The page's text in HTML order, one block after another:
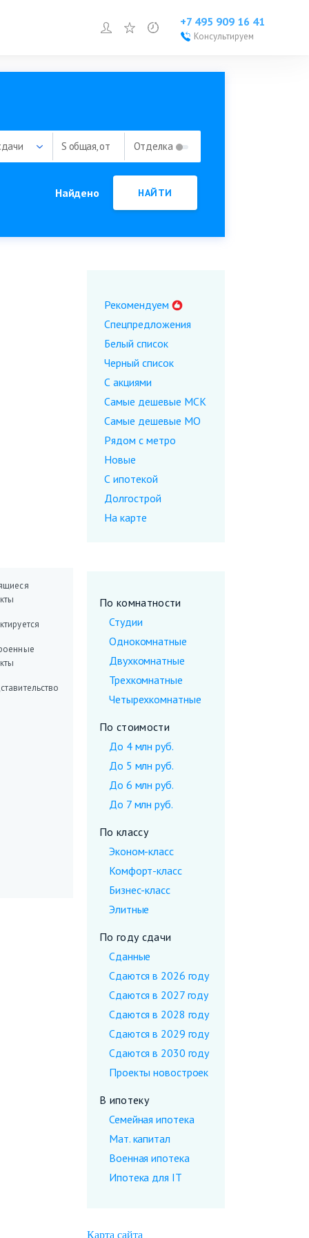
Войти или зарегистрироваться
зарегистрироваться
ИзбранноеПросмотренное
+7 495 909 16 41
Консультируем
S общая, от Отделка
Найдено НАЙТИ
Рекомендуем
Спецпредложения
Белый список
Черный список
С акциями
Самые дешевые МСК
Самые дешевые МО
Рядом с метро
Новые
С ипотекой
Долгострой
На карте
По комнатности
Студии
Однокомнатные
Двухкомнатные
Трехкомнатные
Четырехкомнатные
По стоимости
До 4 млн руб.
До 5 млн руб.
До 6 млн руб.
До 7 млн руб.
По классу
Эконом-класс
Комфорт-класс
Бизнес-класс
Элитные
По году сдачи
Сданные
Сдаются в 2026 году
Сдаются в 2027 году
Сдаются в 2028 году
Сдаются в 2029 году
Сдаются в 2030 году
Проекты новостроек
В ипотеку
Семейная ипотека
Мат. капитал
Военная ипотека
Ипотека для IT
Карта сайта